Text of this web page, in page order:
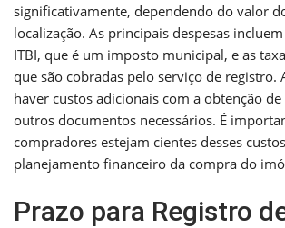
significativamente, dependendo do valor
localização. As principais despesas
ITBI, que é um imposto municipal, e as
que são cobradas pelo serviço de registro.
haver custos adicionais com a obtenção
outros documentos necessários. É
compradores estejam cientes desses
planejamento financeiro da compra do
Prazo para Registro